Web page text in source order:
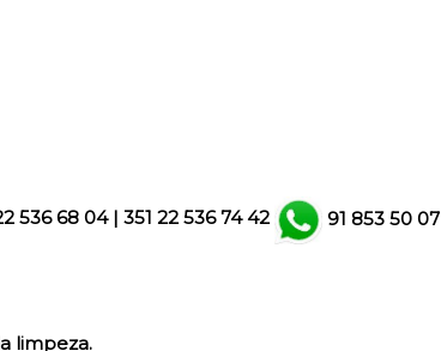
536 68 04 | 351 22 536 74 42 91 853 50 07
limpeza.